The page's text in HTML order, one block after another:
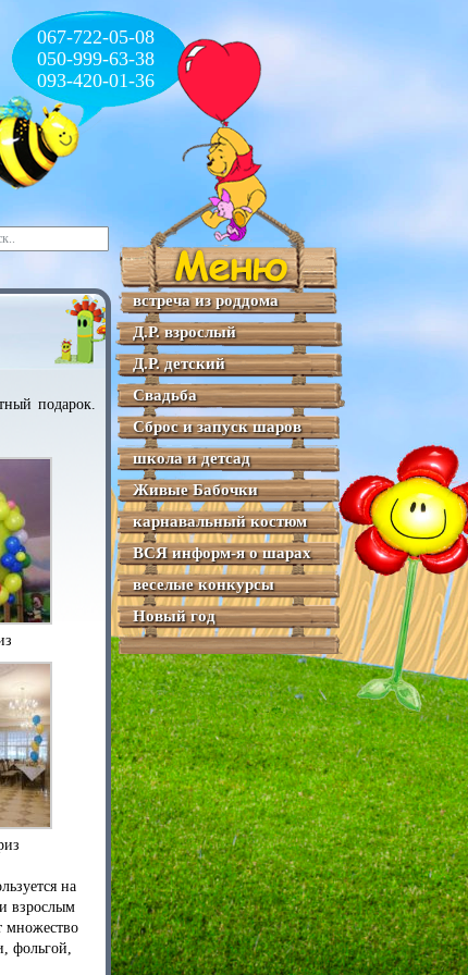
067-722-05-08
050-999-63-38
093-420-01-36
подарок.
на
взрослым
множество
фольгой,
встреча из роддома
Д.Р. взрослый
Д.Р. детский
Свадьба
Сброс и запуск шаров
школа и детсад
Живые Бабочки
карнавальный костюм
ВСЯ информ-я о шарах
веселые конкурсы
Новый год